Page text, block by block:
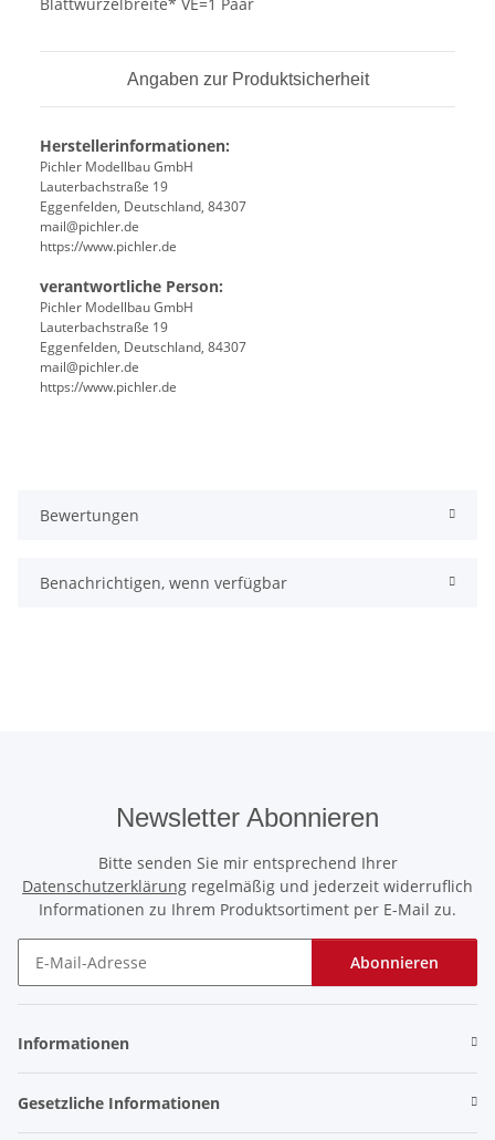
Angaben zur Produktsicherheit
Herstellerinformationen:
Pichler Modellbau GmbH
Lauterbachstraße 19
Eggenfelden, Deutschland, 84307
mail@pichler.de
https://www.pichler.de
verantwortliche Person:
Pichler Modellbau GmbH
Lauterbachstraße 19
Eggenfelden, Deutschland, 84307
mail@pichler.de
https://www.pichler.de
Bewertungen
Benachrichtigen, wenn verfügbar
Newsletter Abonnieren
Bitte senden Sie mir entsprechend Ihrer
Datenschutzerklärung regelmäßig und jederzeit widerruflich
Informationen zu Ihrem Produktsortiment per E-Mail zu.
Abonnieren
Informationen
Gesetzliche Informationen